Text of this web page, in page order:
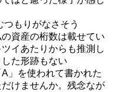
つもりがなさそう
産の桁数は載せてい
イあたりからも推測し
た形跡もない
」を使われて書かれた
けませんか。残念なが